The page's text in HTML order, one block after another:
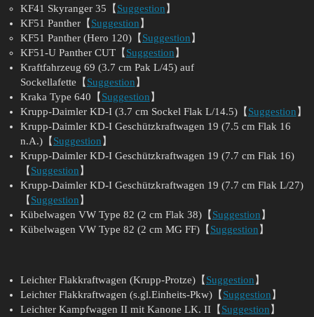
KF41 Skyranger 35【 Suggestion 】
KF51 Panther【 Suggestion 】
KF51 Panther (Hero 120)【 Suggestion 】
KF51-U Panther CUT【 Suggestion 】
Kraftfahrzeug 69 (3.7 cm Pak L/45) auf
Sockellafette【 Suggestion 】
Kraka Type 640【 Suggestion 】
Krupp-Daimler KD-I (3.7 cm Sockel Flak L/14.5)【 Suggestion 】
Krupp-Daimler KD-I Geschützkraftwagen 19 (7.5 cm Flak 16
n.A.)【 Suggestion 】
Krupp-Daimler KD-I Geschützkraftwagen 19 (7.7 cm Flak 16)
【 Suggestion 】
Krupp-Daimler KD-I Geschützkraftwagen 19 (7.7 cm Flak L/27)
【 Suggestion 】
Kübelwagen VW Type 82 (2 cm Flak 38)【 Suggestion 】
Kübelwagen VW Type 82 (2 cm MG FF)【 Suggestion 】
Leichter Flakkraftwagen (Krupp-Protze)【 Suggestion 】
Leichter Flakkraftwagen (s.gl.Einheits-Pkw)【 Suggestion 】
Leichter Kampfwagen II mit Kanone LK. II【 Suggestion 】